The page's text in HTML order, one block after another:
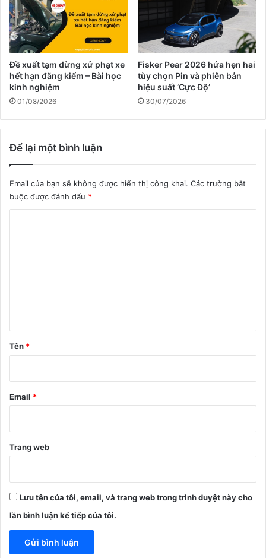
Đề xuất tạm dừng xử phạt xe
hết hạn đăng kiểm – Bài học
kinh nghiệm
01/08/2026
Fisker Pear 2026 hứa hẹn hai
tùy chọn Pin và phiên bản
hiệu suất ‘Cực Độ’
30/07/2026
Để lại một bình luận
Email của bạn sẽ không được hiển thị công khai. Các trường bắt
buộc được đánh dấu *
n
Tên *
Email *
Trang web
Lưu tên của tôi, email, và trang web trong trình duyệt này cho
lần bình luận kế tiếp của tôi.